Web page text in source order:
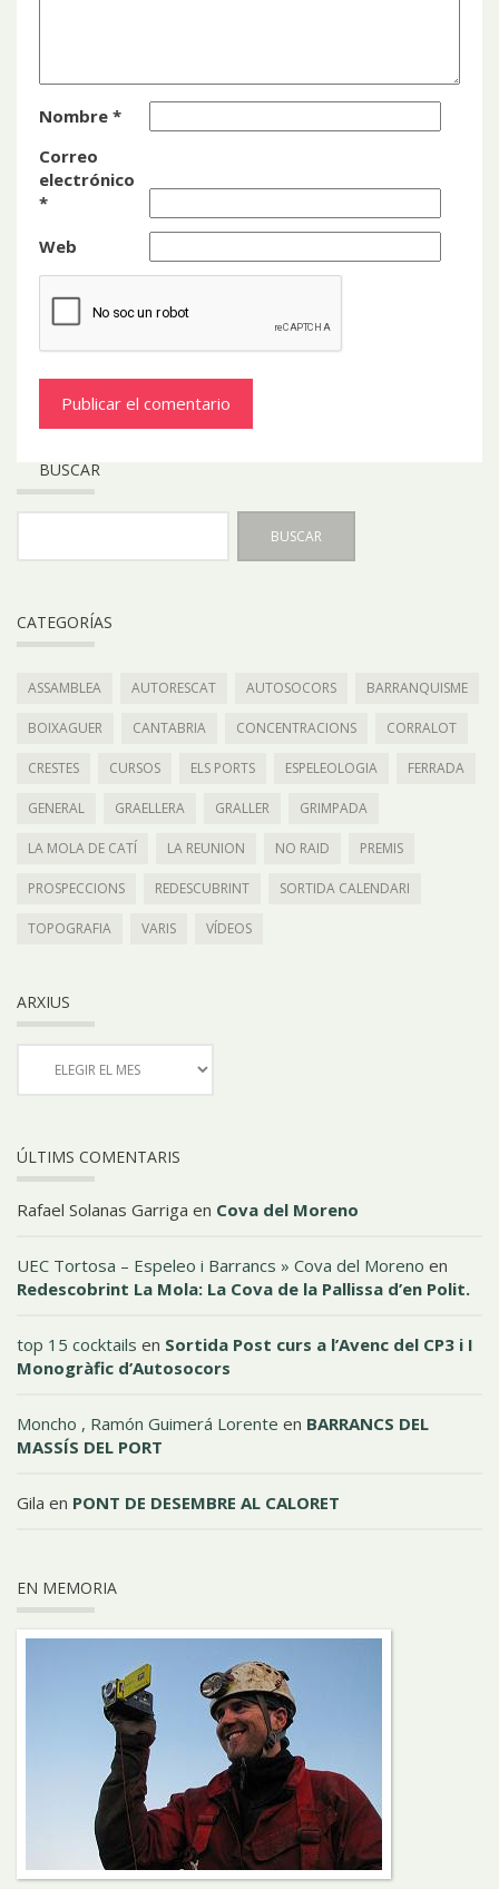
Nombre *
Correo
electrónico
*
Web
BUSCAR
CATEGORÍAS
ASSAMBLEA AUTORESCAT AUTOSOCORS BARRANQUISME
BOIXAGUER CANTABRIA CONCENTRACIONS CORRALOT
CRESTES CURSOS ELS PORTS ESPELEOLOGIA FERRADA
GENERAL GRAELLERA GRALLER GRIMPADA
LA MOLA DE CATÍ LA REUNION NO RAID PREMIS
PROSPECCIONS REDESCUBRINT SORTIDA CALENDARI
TOPOGRAFIA VARIS VÍDEOS
ARXIUS
ÚLTIMS COMENTARIS
Rafael Solanas Garriga en Cova del Moreno
UEC Tortosa – Espeleo i Barrancs » Cova del Moreno en
Redescobrint La Mola: La Cova de la Pallissa d’en Polit.
top 15 cocktails en Sortida Post curs a l’Avenc del CP3 i I
Monogràfic d’Autosocors
Moncho , Ramón Guimerá Lorente en BARRANCS DEL
MASSÍS DEL PORT
Gila en PONT DE DESEMBRE AL CALORET
EN MEMORIA